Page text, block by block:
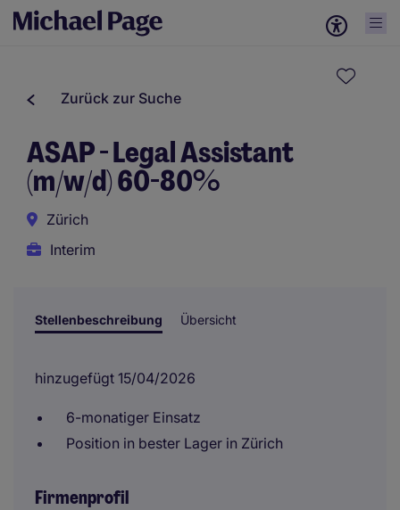
Zurück zur Suche
ASAP - Legal Assistant
(m/w/d) 60-80%
Zürich
Interim
Stellenbeschreibung Übersicht
hinzugefügt 15/04/2026
6-monatiger Einsatz
Position in bester Lager in Zürich
Firmenprofil